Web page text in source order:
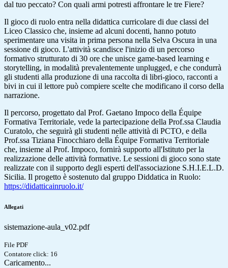
dal tuo peccato? Con quali armi potresti affrontare le tre Fiere?
Il gioco di ruolo entra nella didattica curricolare di due classi del
Liceo Classico che, insieme ad alcuni docenti, hanno potuto
sperimentare una visita in prima persona nella Selva Oscura in una
sessione di gioco. L'attività scandisce l'inizio di un percorso
formativo strutturato di 30 ore che unisce game-based learning e
storytelling, in modalità prevalentemente unplugged, e che condurrà
gli studenti alla produzione di una raccolta di libri-gioco, racconti a
bivi in cui il lettore può compiere scelte che modificano il corso della
narrazione.
Il percorso, progettato dal Prof. Gaetano Impoco della Équipe
Formativa Territoriale, vede la partecipazione della Prof.ssa Claudia
Curatolo, che seguirà gli studenti nelle attività di PCTO, e della
Prof.ssa Tiziana Finocchiaro della Équipe Formativa Territoriale
che, insieme al Prof. Impoco, fornirà supporto all'Istituto per la
realizzazione delle attività formative. Le sessioni di gioco sono state
realizzate con il supporto degli esperti dell'associazione S.H.I.E.L.D.
Sicilia. Il progetto è sostenuto dal gruppo Diddatica in Ruolo:
https://didatticainruolo.it/
Allegati
sistemazione-aula_v02.pdf
File PDF
Contatore click: 16
Caricamento...